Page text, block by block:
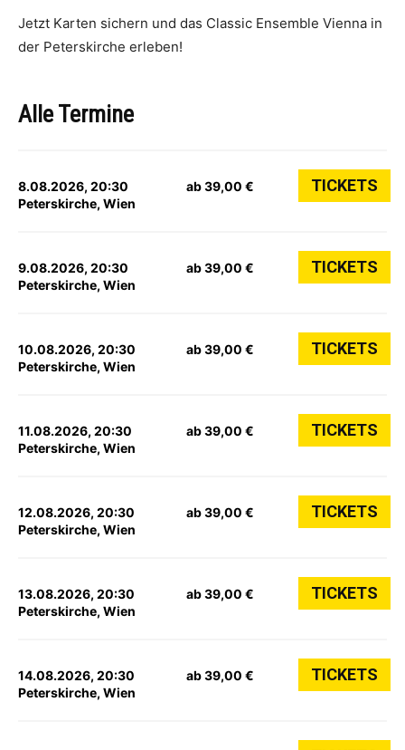
Jetzt Karten sichern und das Classic Ensemble Vienna in
der Peterskirche erleben!
Alle Termine
8.08.2026, 20:30
Peterskirche, Wien
ab 39,00 € TICKETS
9.08.2026, 20:30
Peterskirche, Wien
ab 39,00 € TICKETS
10.08.2026, 20:30
Peterskirche, Wien
ab 39,00 € TICKETS
11.08.2026, 20:30
Peterskirche, Wien
ab 39,00 € TICKETS
12.08.2026, 20:30
Peterskirche, Wien
ab 39,00 € TICKETS
13.08.2026, 20:30
Peterskirche, Wien
ab 39,00 € TICKETS
14.08.2026, 20:30
Peterskirche, Wien
ab 39,00 € TICKETS